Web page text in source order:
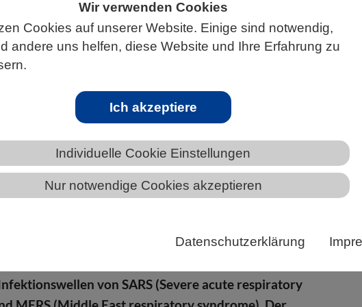
Wir verwenden Cookies
Cookies auf unserer Website. Einige sind notwendig,
andere uns helfen, diese Website und Ihre Erfahrung zu
Ich akzeptiere
Individuelle Cookie Einstellungen
Nur notwendige Cookies akzeptieren
Datenschutzerklärung
Virus unsere Gesellschaft und Wirtschaft so
Übertragen wurde es von Tieren auf
von SARS (Severe acute respiratory